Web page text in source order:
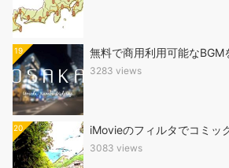
19 無料で商用利用可能なBGM
3283 views
20 iMovieのフィルタでコミッ
3083 views